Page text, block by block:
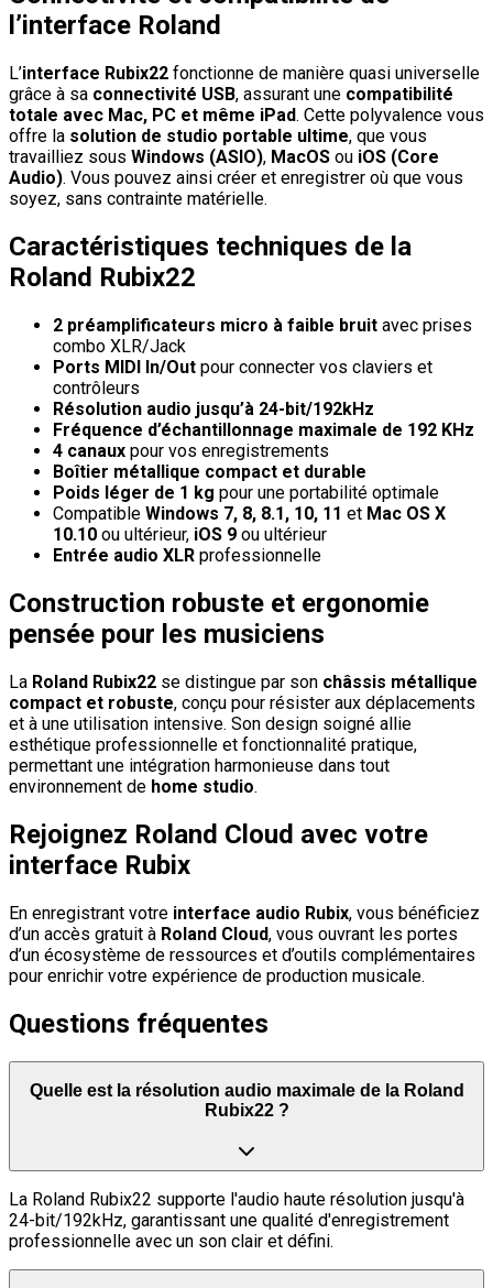
l’interface Roland
L’interface Rubix22 fonctionne de manière quasi universelle
grâce à sa connectivité USB, assurant une compatibilité
totale avec Mac, PC et même iPad. Cette polyvalence vous
offre la solution de studio portable ultime, que vous
travailliez sous Windows (ASIO), MacOS ou iOS (Core
Audio). Vous pouvez ainsi créer et enregistrer où que vous
soyez, sans contrainte matérielle.
Caractéristiques techniques de la
Roland Rubix22
2 préamplificateurs micro à faible bruit avec prises
combo XLR/Jack
Ports MIDI In/Out pour connecter vos claviers et
contrôleurs
Résolution audio jusqu’à 24-bit/192kHz
Fréquence d’échantillonnage maximale de 192 KHz
4 canaux pour vos enregistrements
Boîtier métallique compact et durable
Poids léger de 1 kg pour une portabilité optimale
Compatible Windows 7, 8, 8.1, 10, 11 et Mac OS X
10.10 ou ultérieur, iOS 9 ou ultérieur
Entrée audio XLR professionnelle
Construction robuste et ergonomie
pensée pour les musiciens
La Roland Rubix22 se distingue par son châssis métallique
compact et robuste, conçu pour résister aux déplacements
et à une utilisation intensive. Son design soigné allie
esthétique professionnelle et fonctionnalité pratique,
permettant une intégration harmonieuse dans tout
environnement de home studio.
Rejoignez Roland Cloud avec votre
interface Rubix
En enregistrant votre interface audio Rubix, vous bénéficiez
d’un accès gratuit à Roland Cloud, vous ouvrant les portes
d’un écosystème de ressources et d’outils complémentaires
pour enrichir votre expérience de production musicale.
Questions fréquentes
Quelle est la résolution audio maximale de la Roland
Rubix22 ?
La Roland Rubix22 supporte l'audio haute résolution jusqu'à
24-bit/192kHz, garantissant une qualité d'enregistrement
professionnelle avec un son clair et défini.